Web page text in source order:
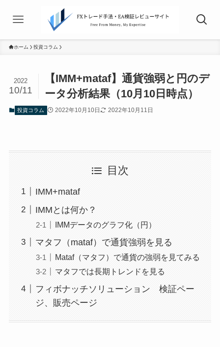
ホーム 投資コラム
【IMM+mataf】通貨強弱と円のデ
ータ分析結果（10月10日時点）
2022
10/11
投資コラム 2022年10月10日 2022年10月11日
目次
IMM+mataf
IMMとは何か？
IMMデータのグラフ化（円）
マタフ（mataf）で通貨強弱を見る
Mataf（マタフ）で通貨の強弱を見てみる
マタフでは長期トレンドを見る
フィボナッチソリューション 検証ペー
ジ、販売ページ